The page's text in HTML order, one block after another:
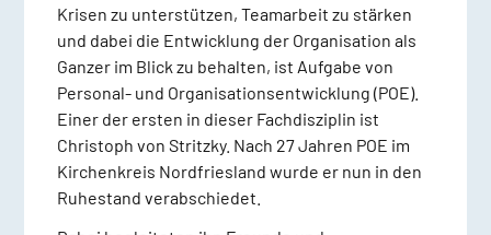
Krisen zu unterstützen, Teamarbeit zu stärken
und dabei die Entwicklung der Organisation als
Ganzer im Blick zu behalten, ist Aufgabe von
Personal- und Organisationsentwicklung (POE).
Einer der ersten in dieser Fachdisziplin ist
Christoph von Stritzky. Nach 27 Jahren POE im
Kirchenkreis Nordfriesland wurde er nun in den
Ruhestand verabschiedet.